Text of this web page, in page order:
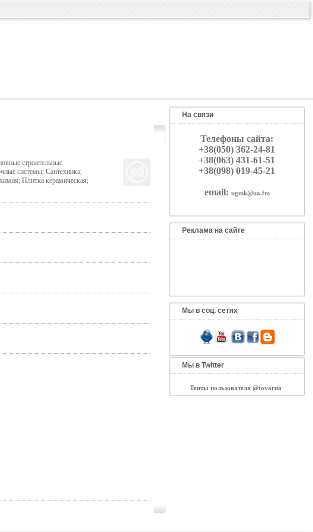
строительные
системы; Сантехника;
Плитка керамическая;
На связи
Телефоны сайта:
+38(050) 362-24-81
+38(063) 431-61-51
+38(098) 019-45-21
email: ugmk@ua.fm
Реклама на сайте
Мы в соц. сетях
Мы в Twitter
Твиты пользователя @tovarua